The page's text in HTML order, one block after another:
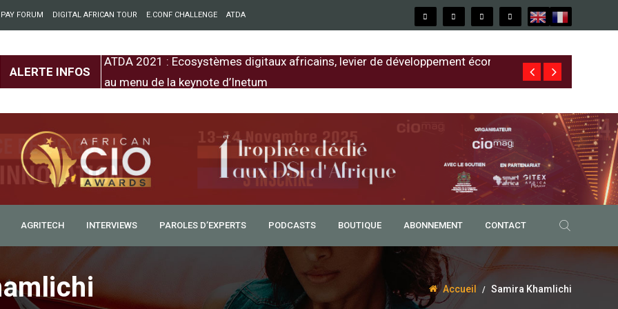
FORUM DIGITAL AFRICAN TOUR E.CONF CHALLENGE ATDA
ALERTE INFOS
l’Europe et
ATDA 2021 : Ecosystèmes digitaux africains, levier de développement économique
au menu de la keynote d’Inetum
Free au
AGRITECH INTERVIEWS PAROLES D’EXPERTS PODCASTS BOUTIQUE ABONNEMENT CONTACT
Accueil Samira Khamlichi
Marocaine », Samira
Marocaine,
et c’est une
Khamlichi, PDG de